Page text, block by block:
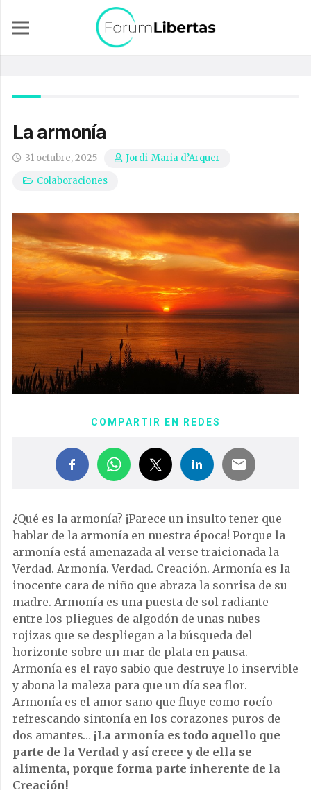
La armonía
31 octubre, 2025
Jordi-Maria d’Arquer
Colaboraciones
COMPARTIR EN REDES
¿Qué es la armonía? ¡Parece un insulto tener que
hablar de la armonía en nuestra época! Porque la
armonía está amenazada al verse traicionada la
Verdad. Armonía. Verdad. Creación. Armonía es la
inocente cara de niño que abraza la sonrisa de su
madre. Armonía es una puesta de sol radiante
entre los pliegues de algodón de unas nubes
rojizas que se despliegan a la búsqueda del
horizonte sobre un mar de plata en pausa.
Armonía es el rayo sabio que destruye lo inservible
y abona la maleza para que un día sea flor.
Armonía es el amor sano que fluye como rocío
refrescando sintonía en los corazones puros de
dos amantes… ¡La armonía es todo aquello que
parte de la Verdad y así crece y de ella se
alimenta, porque forma parte inherente de la
Creación!